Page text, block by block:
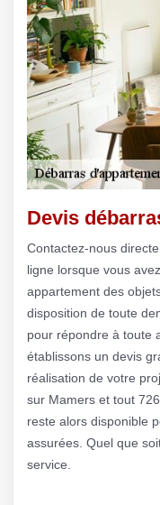
Devis
Contactez-nous
ligne lorsque vous
appartement des
disposition de toute
pour répondre à toute
établissons un devis
réalisation de votre
sur Mamers et tout
reste alors disponible
assurées. Quel que
service.